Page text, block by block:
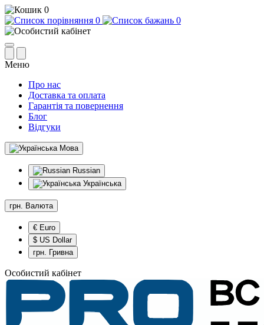
0
0
0
Меню
Про нас
Доставка та оплата
Гарантія та повернення
Блог
Відгуки
Мова
Russian
Українська
грн. Валюта
€ Euro
$ US Dollar
грн. Гривна
Особистий кабінет